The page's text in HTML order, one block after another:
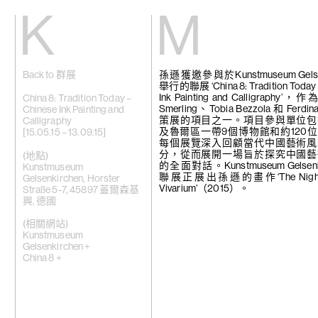
主頁
展覽
藝術家
艾域克·柏達
格雷斯·卡尼
張雅琹
趙容翊
周育正
蒂梵妮·鐘
崔新明
何子彥
許鶴溪
高倩彤
視頻
新訊
關於我們
English
Back to 群展
China 8: Tradition Today –
Chinese Ink Painting and
Calligraphy
[15.05.15 – 13.09.15]
(地點)
Kunstmuseum
Gelsenkirchen, Horster
Straße 5-7, 45897 蓋爾森基
興, 德國
(相關網站)
Kunstmuseum
Gelsenkirchen +
China 8 +
孫遜獲邀參與於Kunstmuseum
舉行的聯展 ‘China 8: Tradition Today
Ink Painting and Calligraphy’，作
Smerling、Tobia Bezzola 和
策展的項目之一。項目參與單位包
及魯爾區一帶9個博物館和約120位
每個展覽深入回顧當代中國藝術
分，從而展開一場旨於探究中國
的全面對話。Kunstmuseum
聯展正展出孫遜的畫作‘The
Vivarium’（2015）。